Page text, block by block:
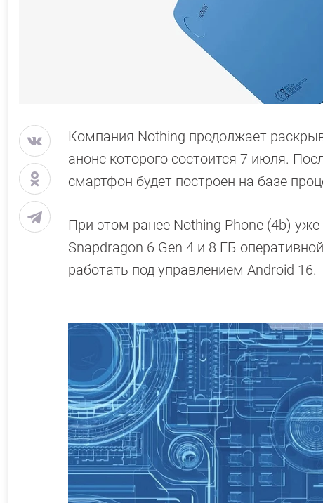
Компания Nothing продолжает
анонс которого состоится 7 июля.
смартфон будет построен на базе
При этом ранее Nothing Phone (4b)
Snapdragon 6 Gen 4 и 8 ГБ
работать под управлением Android 16.